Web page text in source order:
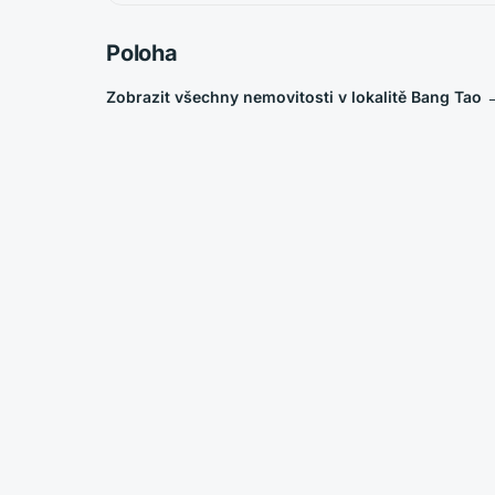
Poloha
Zobrazit všechny nemovitosti v lokalitě Bang Tao